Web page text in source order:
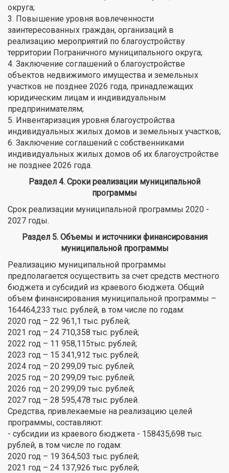
округа;
3. Повышение уровня вовлеченности
заинтересованных граждан, организаций в
реализацию мероприятий по благоустройству
территории Пограничного муниципального округа;
4. Заключение соглашений о благоустройстве
объектов недвижимого имущества и земельных
участков не позднее 2026 года, принадлежащих
юридическим лицам и индивидуальным
предпринимателям;
5. Инвентаризация уровня благоустройства
индивидуальных жилых домов и земельных участков;
6. Заключение соглашений с собственниками
индивидуальных жилых домов об их благоустройстве
не позднее 2026 года.
Раздел 4. Сроки реализации муниципальной
программы
Срок реализации муниципальной программы 2020 -
2027 годы.
Раздел 5. Объемы и источники финансирования
муниципальной программы
Реализацию муниципальной программы
предполагается осуществить за счет средств местного
бюджета и субсидий из краевого бюджета. Общий
объем финансирования муниципальной программы –
164464,233 тыс. рублей, в том числе по годам:
2020 год – 22 961,1 тыс. рублей;
2021 год – 24 710,358 тыс. рублей;
2022 год – 11 958,115тыс. рублей;
2023 год – 15 341,912 тыс. рублей;
2024 год – 20 299,09 тыс. рублей;
2025 год – 20 299,09 тыс. рублей;
2026 год – 20 299,09 тыс. рублей;
2027 год – 28 595,478 тыс. рублей.
Средства, привлекаемые на реализацию целей
программы, составляют:
- субсидии из краевого бюджета - 158435,698 тыс.
рублей, в том числе по годам:
2020 год – 19 364,503 тыс. рублей;
2021 год – 24 137,926 тыс. рублей;